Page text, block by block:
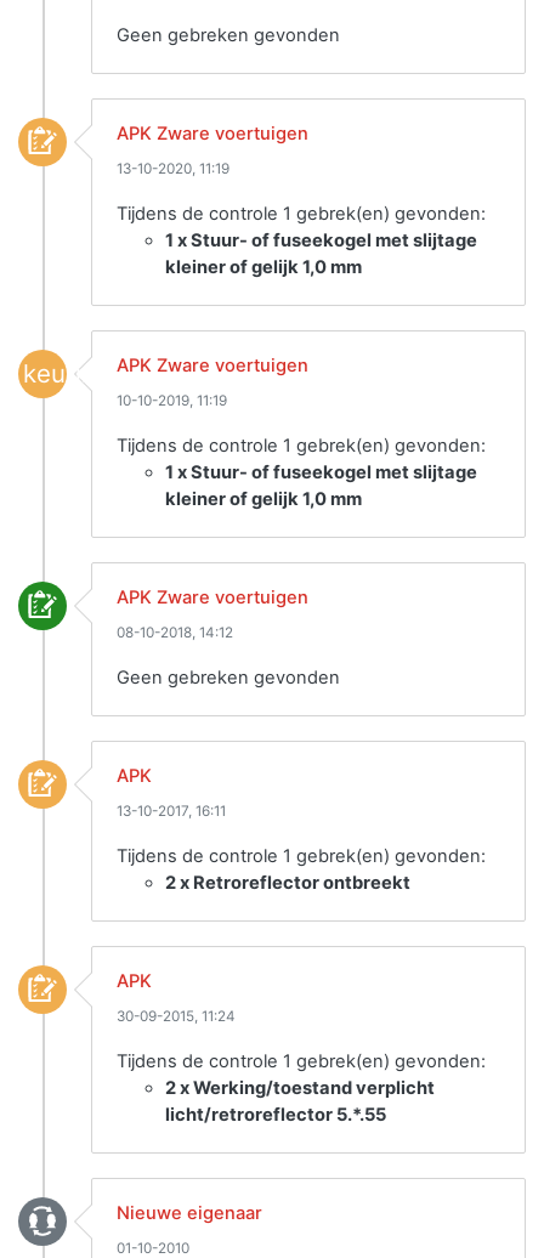
Geen gebreken gevonden
APK Zware voertuigen
13-10-2020, 11:19
Tijdens de controle 1 gebrek(en) gevonden:
1 x Stuur- of fuseekogel met slijtage
kleiner of gelijk 1,0 mm
keuring APK Zware voertuigen
10-10-2019, 11:19
Tijdens de controle 1 gebrek(en) gevonden:
1 x Stuur- of fuseekogel met slijtage
kleiner of gelijk 1,0 mm
APK Zware voertuigen
08-10-2018, 14:12
Geen gebreken gevonden
APK
13-10-2017, 16:11
Tijdens de controle 1 gebrek(en) gevonden:
2 x Retroreflector ontbreekt
APK
30-09-2015, 11:24
Tijdens de controle 1 gebrek(en) gevonden:
2 x Werking/toestand verplicht
licht/retroreflector 5.*.55
Nieuwe eigenaar
01-10-2010